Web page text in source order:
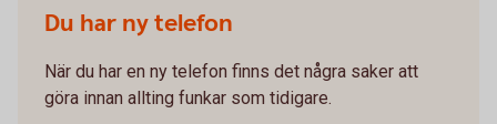
Du har ny telefon
När du har en ny telefon finns det några saker att
göra innan allting funkar som tidigare.